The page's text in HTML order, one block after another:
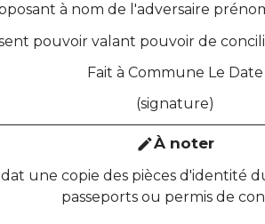
à nom de l'adversaire
pouvoir valant pouvoir de
Fait à Commune Le Date
(signature)
editÀ noter
une copie des pièces d'identité
passeports ou permis de